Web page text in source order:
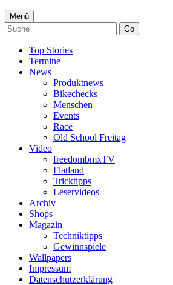
Menü
Go
Top Stories
Termine
News
Produktnews
Bikechecks
Menschen
Events
Race
Old School Freitag
Video
freedombmxTV
Flatland
Tricktipps
Leservideos
Archiv
Shops
Magazin
Techniktipps
Gewinnspiele
Wallpapers
Impressum
Datenschutzerklärung